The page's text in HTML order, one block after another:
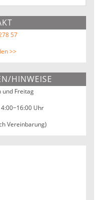
57
>>
HINWEISE
und Freitag
Uhr
Vereinbarung)